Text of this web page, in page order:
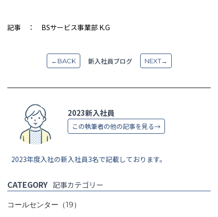
記事 ： BSサービス事業部 K.G
←BACK 新入社員ブログ NEXT→
2023新入社員
この執筆者の他の記事を見る→
2023年度入社の新入社員3名で記載しております。
CATEGORY 記事カテゴリー
コールセンター （19）